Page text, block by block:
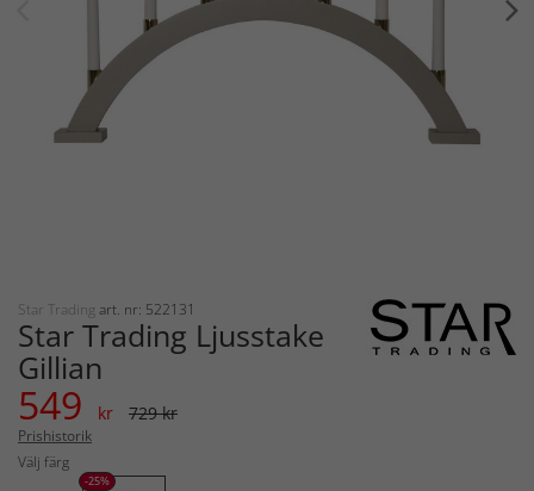
Star Trading art. nr: 522131
Star Trading Ljusstake
Gillian
549 kr 729 kr
Prishistorik
Välj färg
-25%